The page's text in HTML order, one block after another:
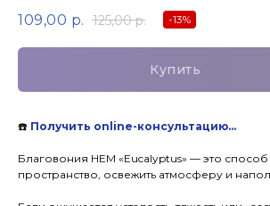
109,00 р. 125,00 р. -13%
Купить
☎️ Получить online-консультацию…
Благовония HEM «Eucalyptus» — это
пространство, освежить атмосферу и